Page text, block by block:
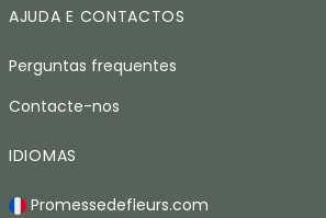
AJUDA E CONTACTOS
Perguntas frequentes
Contacte-nos
IDIOMAS
Promessedefleurs.com